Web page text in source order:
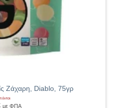
Ζάχαρη, Diablo, 75γρ
με ΦΠΑ